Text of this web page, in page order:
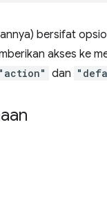
bersifat
akses ke
"action" dan